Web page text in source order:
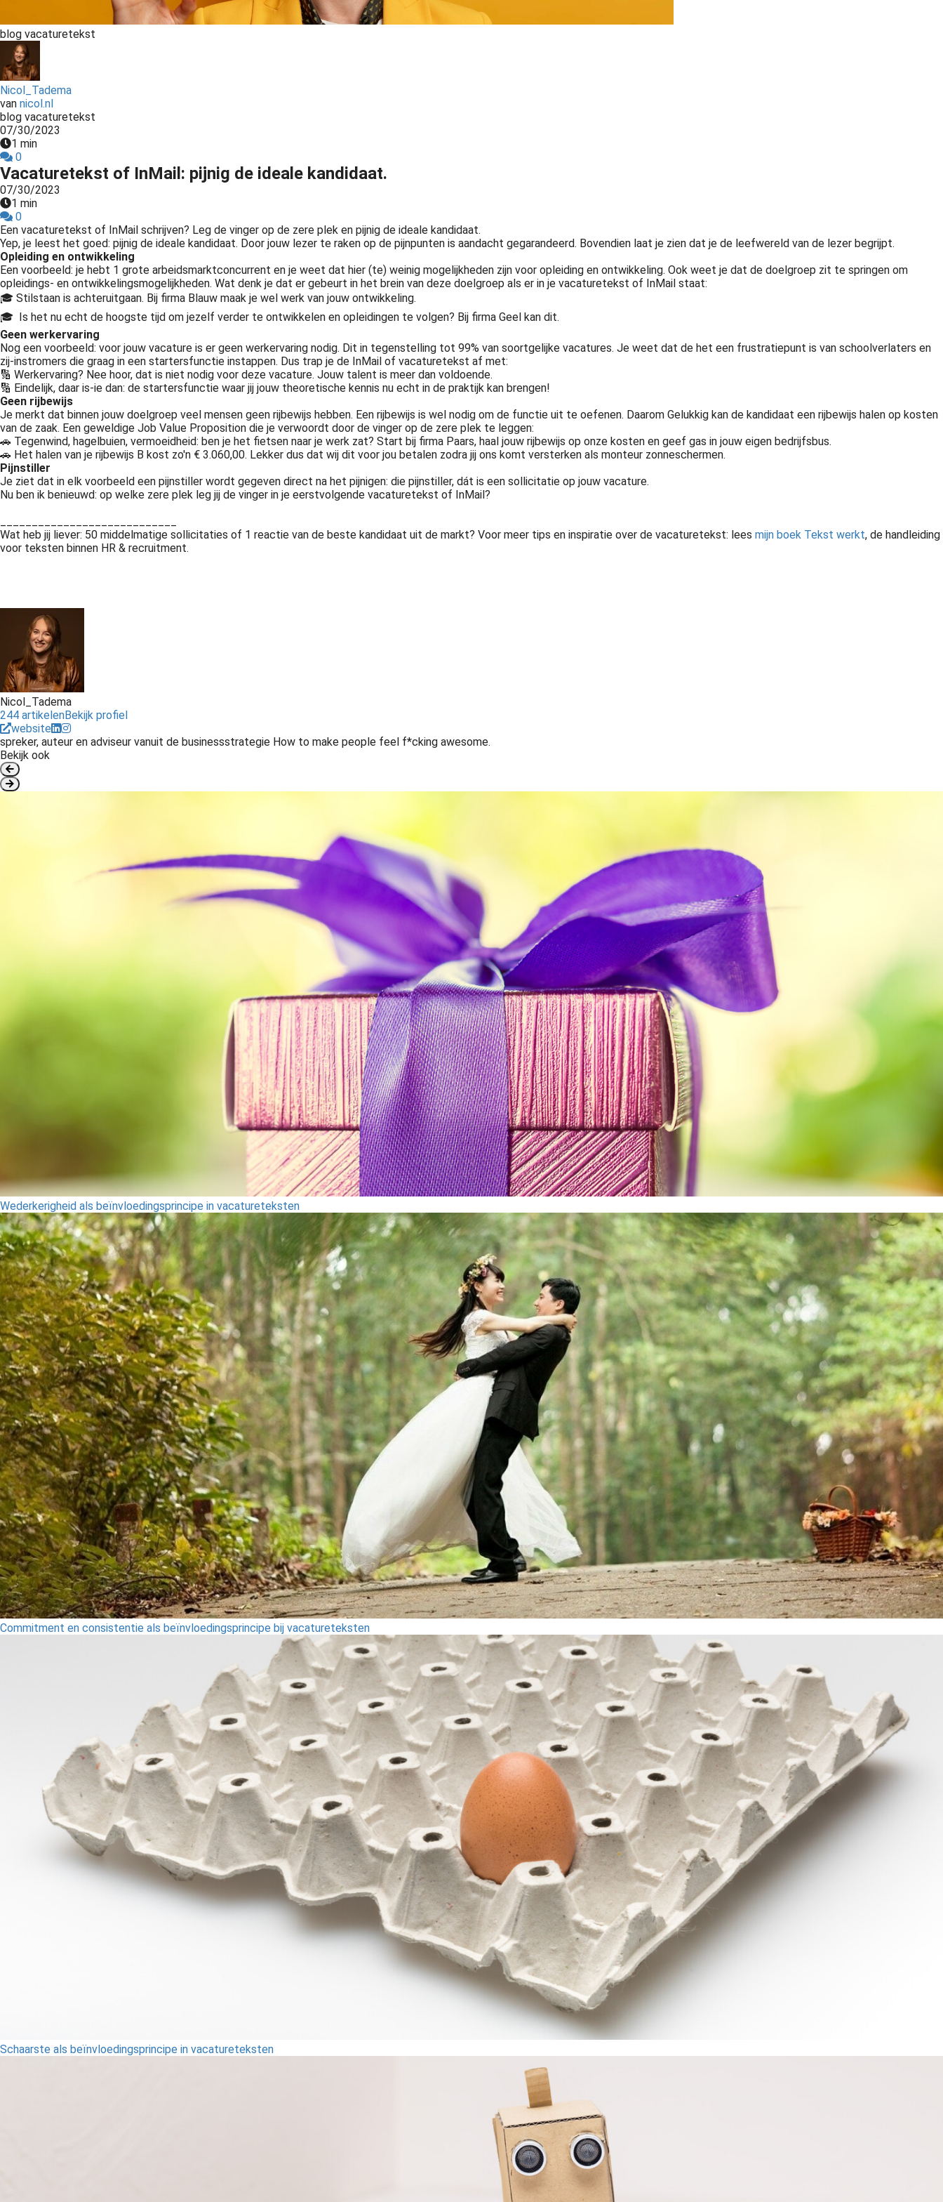
blog vacaturetekst
Nicol_Tadema
van nicol.nl
blog vacaturetekst
07/30/2023
1 min
0
Vacaturetekst of InMail: pijnig de ideale kandidaat.
07/30/2023
1 min
0
Een vacaturetekst of InMail schrijven? Leg de vinger op de zere plek en pijnig de ideale kandidaat.
Yep, je leest het goed: pijnig de ideale kandidaat. Door jouw lezer te raken op de pijnpunten is aandacht gegarandeerd. Bovendien laat je zien dat je de leefwereld van de lezer begrijpt.
Opleiding en ontwikkeling
Een voorbeeld: je hebt 1 grote arbeidsmarktconcurrent en je weet dat hier (te) weinig mogelijkheden zijn voor opleiding en ontwikkeling. Ook weet je dat de doelgroep zit te springen om
opleidings- en ontwikkelingsmogelijkheden. Wat denk je dat er gebeurt in het brein van deze doelgroep als er in je vacaturetekst of InMail staat:
🎓 Stilstaan is achteruitgaan. Bij firma Blauw maak je wel werk van jouw ontwikkeling.
🎓 Is het nu echt de hoogste tijd om jezelf verder te ontwikkelen en opleidingen te volgen? Bij firma Geel kan dit.
Geen werkervaring
Nog een voorbeeld: voor jouw vacature is er geen werkervaring nodig. Dit in tegenstelling tot 99% van soortgelijke vacatures. Je weet dat de het een frustratiepunt is van schoolverlaters en
zij-instromers die graag in een startersfunctie instappen. Dus trap je de InMail of vacaturetekst af met:
🔢 Werkervaring? Nee hoor, dat is niet nodig voor deze vacature. Jouw talent is meer dan voldoende.
🔢 Eindelijk, daar is-ie dan: de startersfunctie waar jij jouw theoretische kennis nu echt in de praktijk kan brengen!
Geen rijbewijs
Je merkt dat binnen jouw doelgroep veel mensen geen rijbewijs hebben. Een rijbewijs is wel nodig om de functie uit te oefenen. Daarom Gelukkig kan de kandidaat een rijbewijs halen op kosten
van de zaak. Een geweldige Job Value Proposition die je verwoordt door de vinger op de zere plek te leggen:
🚗 Tegenwind, hagelbuien, vermoeidheid: ben je het fietsen naar je werk zat? Start bij firma Paars, haal jouw rijbewijs op onze kosten en geef gas in jouw eigen bedrijfsbus.
🚗 Het halen van je rijbewijs B kost zo'n € 3.060,00. Lekker dus dat wij dit voor jou betalen zodra jij ons komt versterken als monteur zonneschermen.
Pijnstiller
Je ziet dat in elk voorbeeld een pijnstiller wordt gegeven direct na het pijnigen: die pijnstiller, dát is een sollicitatie op jouw vacature.
Nu ben ik benieuwd: op welke zere plek leg jij de vinger in je eerstvolgende vacaturetekst of InMail?
Wat heb jij liever: 50 middelmatige sollicitaties of 1 reactie van de beste kandidaat uit de markt? Voor meer tips en inspiratie over de vacaturetekst: lees mijn boek Tekst werkt, de handleiding
voor teksten binnen HR & recruitment.
Nicol_Tadema
244 artikelenBekijk profiel
website
spreker, auteur en adviseur vanuit de businessstrategie How to make people feel f*cking awesome.
Bekijk ook
Wederkerigheid als beïnvloedingsprincipe in vacatureteksten
Commitment en consistentie als beïnvloedingsprincipe bij vacatureteksten
Schaarste als beïnvloedingsprincipe in vacatureteksten